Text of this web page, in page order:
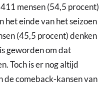
mensen (54,5 procent)
het einde van het seizoen
(45,5 procent) denken
geworden om dat
Toch is er nog altijd
de comeback-kansen van